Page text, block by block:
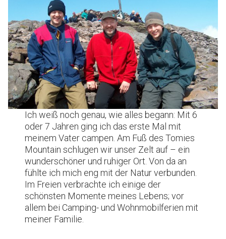
Ich weiß noch genau, wie alles begann: Mit 6
oder 7 Jahren ging ich das erste Mal mit
meinem Vater campen. Am Fuß des Tomies
Mountain schlugen wir unser Zelt auf – ein
wunderschöner und ruhiger Ort. Von da an
fühlte ich mich eng mit der Natur verbunden.
Im Freien verbrachte ich einige der
schönsten Momente meines Lebens; vor
allem bei Camping- und Wohnmobilferien mit
meiner Familie.